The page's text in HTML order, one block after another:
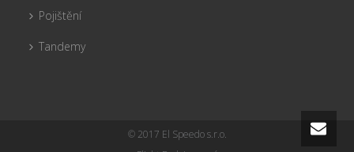
Pojištění
Tandemy
© 2017 El Speedo s.r.o.